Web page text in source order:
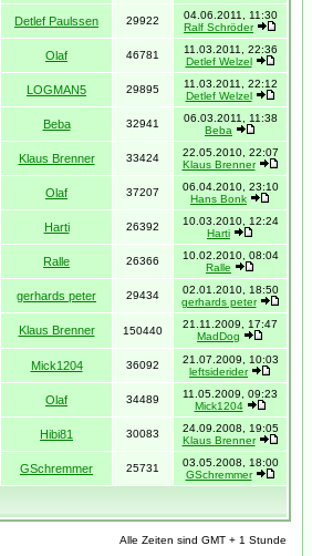
Detlef Paulssen 29922
04.06.2011, 11:30
Ralf Schröder
Olaf 46781
11.03.2011, 22:36
Detlef Welzel
LOGMAN5 29895
11.03.2011, 22:12
Detlef Welzel
Beba 32941
06.03.2011, 11:38
Beba
Klaus Brenner 33424
22.05.2010, 22:07
Klaus Brenner
Olaf 37207
06.04.2010, 23:10
Hans Bonk
Harti 26392
10.03.2010, 12:24
Harti
Ralle 26366
10.02.2010, 08:04
Ralle
gerhards peter 29434
02.01.2010, 18:50
gerhards peter
Klaus Brenner 150440
21.11.2009, 17:47
MadDog
Mick1204 36092
21.07.2009, 10:03
leftsiderider
Olaf 34489
11.05.2009, 09:23
Mick1204
Hibi81 30083
24.09.2008, 19:05
Klaus Brenner
GSchremmer 25731
03.05.2008, 18:00
GSchremmer
Alle Zeiten sind GMT + 1 Stunde